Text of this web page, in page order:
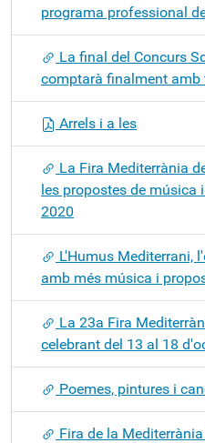
programa professional
La final del Concurs
comptarà finalment
Arrels i a les
La Fira Mediterrània
les propostes de música
2020
L'Humus Mediterrani,
amb més música i
La 23a Fira
celebrant del 13 al 18
Poemes, pintures i
Fira de la